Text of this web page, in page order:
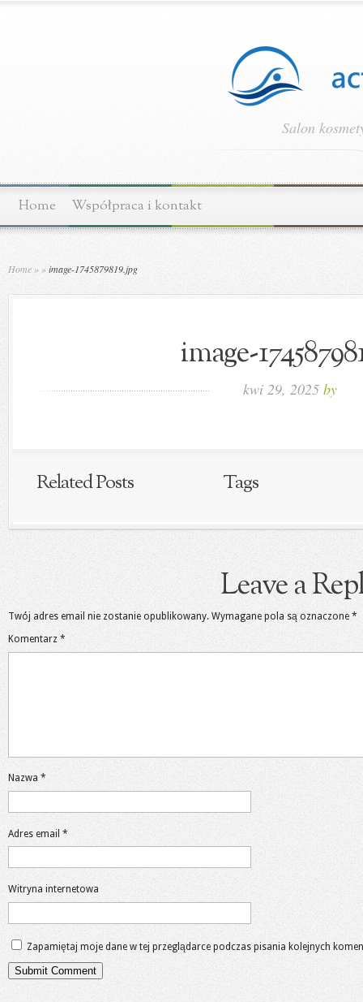
Salon
Home Współpraca i kontakt
Home » »image-1745879819.jpg
image-
kwi 29, 2025 by
Related Posts Tags
Leave a
Twój adres email nie zostanie opublikowany. Wymagane pola są oznaczone *
Komentarz *
Nazwa *
Adres email *
Witryna internetowa
Zapamiętaj moje dane w tej przeglądarce podczas pisania kolejnych